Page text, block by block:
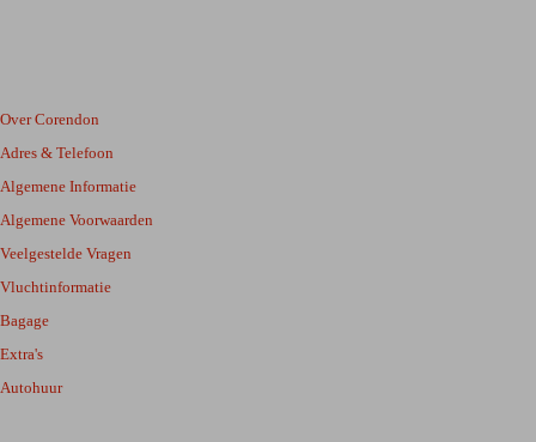
Over Corendon
Adres & Telefoon
Algemene Informatie
Algemene Voorwaarden
Veelgestelde Vragen
Vluchtinformatie
Bagage
Extra's
Autohuur